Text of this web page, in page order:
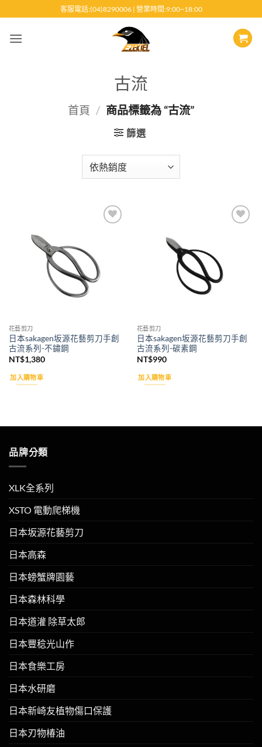
至
客服電話:(04)8290006 | 營業時間:9:00~18:00
古流
首頁 / 商品標籤為 “古流”
篩選
花藝剪刀
日本sakagen坂源花藝剪刀手創
古流系列-不鏽鋼
NT$1,380
加入購物車
花藝剪刀
日本sakagen坂源花藝剪刀手創
古流系列-碳素鋼
NT$990
加入購物車
品牌分類
XLK全系列
XSTO 電動爬梯機
日本坂源花藝剪刀
日本高森
日本螃蟹牌園藝
日本森林科學
日本道灌 除草太郎
日本豐稔光山作
日本食樂工房
日本水研磨
日本新崎友植物傷口保護
日本刃物椿油